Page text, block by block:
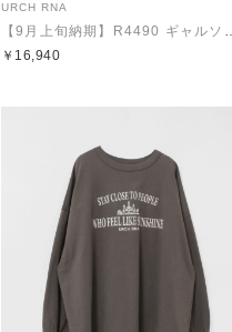
URCH RNA
【9月上旬納期】R4490
￥16,940